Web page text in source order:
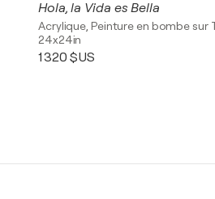
Hola, la Vida es Bella
Acrylique, Peinture en bombe sur
24x24in
1 320 $US